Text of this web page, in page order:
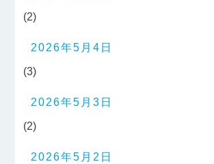
(2)
2026年5月4日
(3)
2026年5月3日
(2)
2026年5月2日